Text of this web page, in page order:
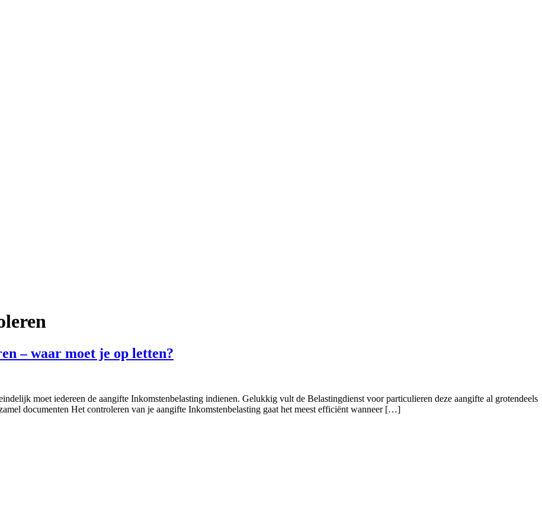
– waar moet je op letten?
moet iedereen de aangifte Inkomstenbelasting indienen. Gelukkig vult de Belastingdienst voor particulieren deze aangifte al grotendeels
documenten Het controleren van je aangifte Inkomstenbelasting gaat het meest efficiënt wanneer […]